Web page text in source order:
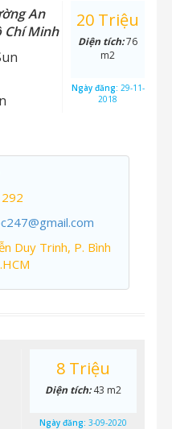
An
Chí Minh
20 Triệu
Diện tích:76
m2
Ngày đăng: 29-11-
2018
Duy Trinh, P. Bình
8 Triệu
Diện tích:43 m2
Ngày đăng: 3-09-2020